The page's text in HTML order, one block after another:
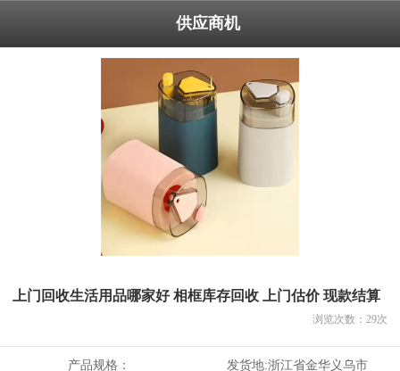
供应商机
上门回收生活用品哪家好 相框库存回收 上门估价 现款结算
浏览次数： 29次
产品规格： 发货地:浙江省金华义乌市